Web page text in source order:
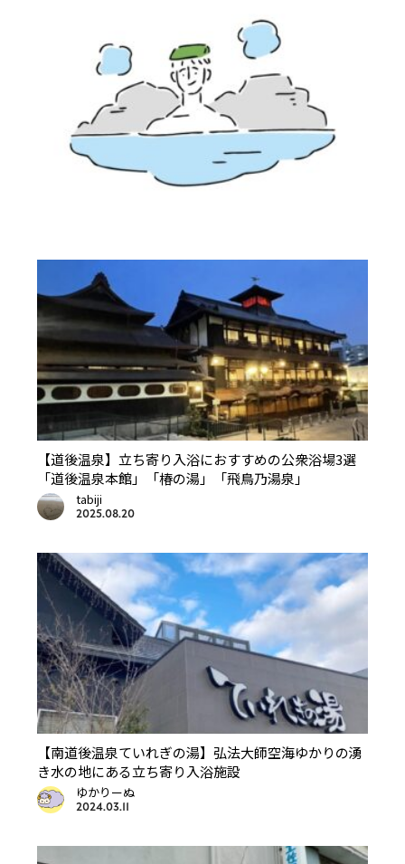
【道後温泉】立ち寄り入浴におすすめの公衆浴場3選
「道後温泉本館」「椿の湯」「飛鳥乃湯泉」
tabiji
2025.08.20
【南道後温泉ていれぎの湯】弘法大師空海ゆかりの湧
き水の地にある立ち寄り入浴施設
ゆかりーぬ
2024.03.11